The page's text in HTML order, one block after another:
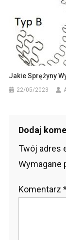
Jakie Sprężyny
22/05/2023
Dodaj
Twój adres
Wymagane
Komentarz